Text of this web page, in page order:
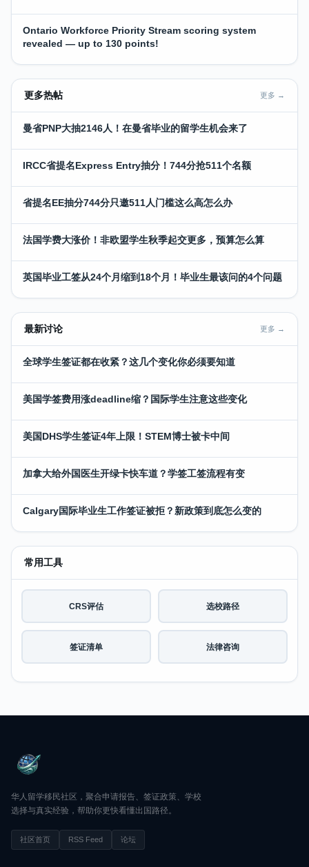
Ontario Workforce Priority Stream scoring system
revealed — up to 130 points!
更多热帖 更多 →
曼省PNP大抽2146人！在曼省毕业的留学生机会来了
IRCC省提名Express Entry抽分！744分抢511个名额
省提名EE抽分744分只邀511人门槛这么高怎么办
法国学费大涨价！非欧盟学生秋季起交更多，预算怎么算
英国毕业工签从24个月缩到18个月！毕业生最该问的4个问题
最新讨论 更多 →
全球学生签证都在收紧？这几个变化你必须要知道
美国学签费用涨deadline缩？国际学生注意这些变化
美国DHS学生签证4年上限！STEM博士被卡中间
加拿大给外国医生开绿卡快车道？学签工签流程有变
Calgary国际毕业生工作签证被拒？新政策到底怎么变的
常用工具
CRS评估 选校路径
签证清单 法律咨询
华人留学移民社区，聚合申请报告、签证政策、学校
选择与真实经验，帮助你更快看懂出国路径。
社区首页 RSS Feed 论坛